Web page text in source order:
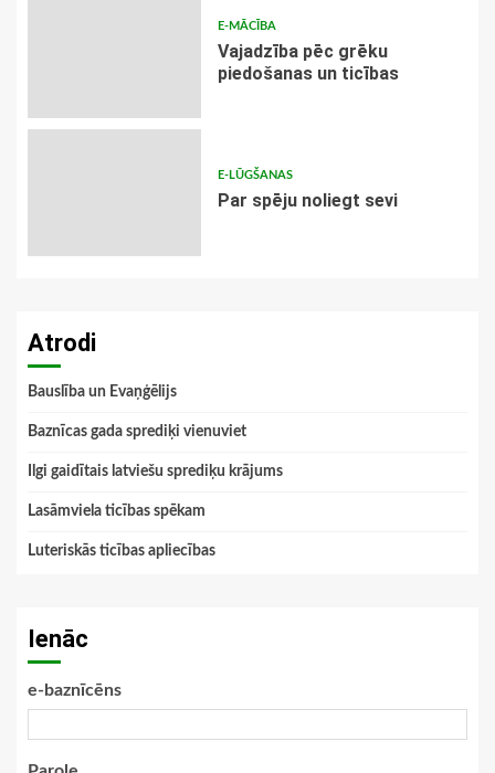
E-MĀCĪBA
Vajadzība pēc grēku
piedošanas un ticības
E-LŪGŠANAS
Par spēju noliegt sevi
Atrodi
Bauslība un Evaņģēlijs
Baznīcas gada sprediķi vienuviet
Ilgi gaidītais latviešu sprediķu krājums
Lasāmviela ticības spēkam
Luteriskās ticības apliecības
Ienāc
e-baznīcēns